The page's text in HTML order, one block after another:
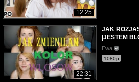
12:25
22:31
JAK
|JESTEM
Ewa
1080p